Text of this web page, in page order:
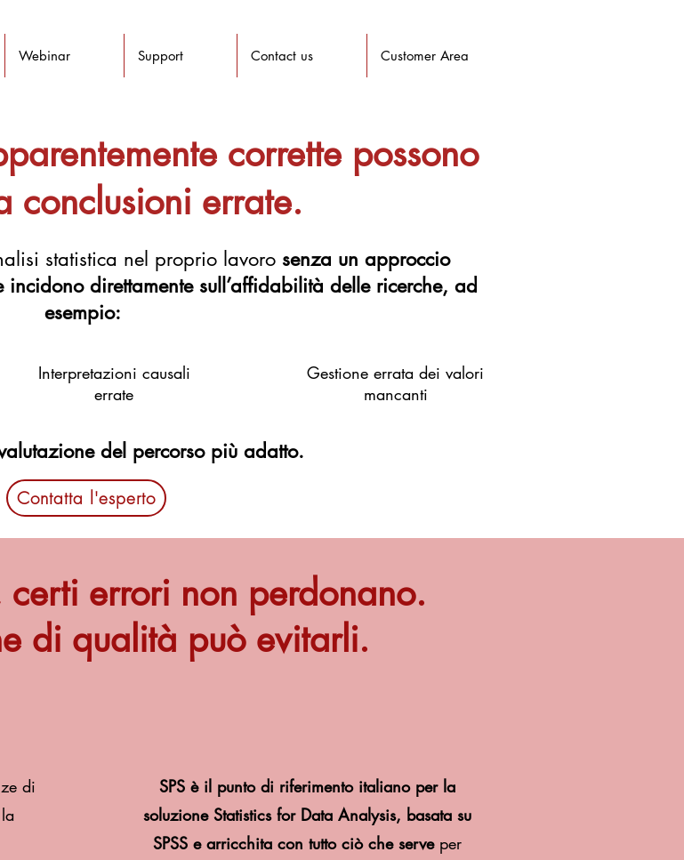
Webinar Support Contact us Customer Area
corrette possono
conclusioni errate.
statistica nel proprio lavoro senza un approccio
incidono direttamente sull’affidabilità delle ricerche, ad
esempio:
Interpretazioni causali
errate
Gestione errata dei valori
mancanti
del percorso più adatto.
Contatta l'esperto
errori non perdonano.
di qualità può evitarli.
di
SPS è il punto di riferimento italiano per la
soluzione Statistics for Data Analysis, basata su
SPSS e arricchita con tutto ciò che serve per